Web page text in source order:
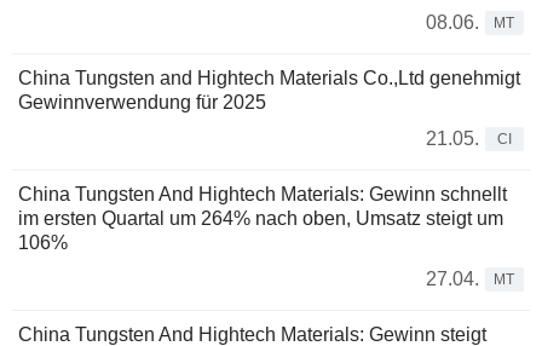
08.06.
MT
China Tungsten and Hightech Materials Co.,Ltd genehmigt
Gewinnverwendung für 2025
21.05.
CI
China Tungsten And Hightech Materials: Gewinn schnellt
im ersten Quartal um 264% nach oben, Umsatz steigt um
106%
27.04.
MT
China Tungsten And Hightech Materials: Gewinn steigt